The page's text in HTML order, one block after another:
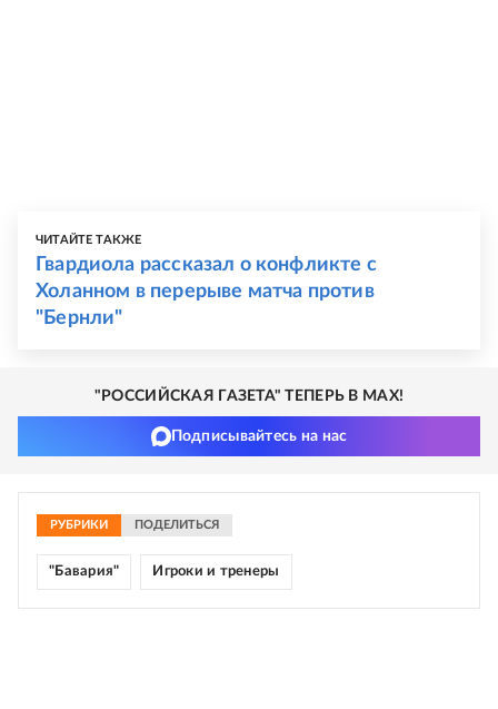
ЧИТАЙТЕ ТАКЖЕ
Гвардиола рассказал о конфликте с
Холанном в перерыве матча против
"Бернли"
"РОССИЙСКАЯ ГАЗЕТА" ТЕПЕРЬ В MAX!
Подписывайтесь на нас
РУБРИКИ ПОДЕЛИТЬСЯ
"Бавария" Игроки и тренеры